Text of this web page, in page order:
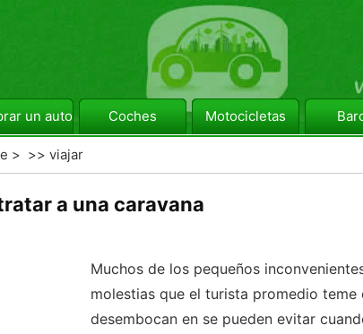
un automóvil Coches Motocicletas
> >> viajar
a una caravana
Muchos de los pequeños
molestias que el turista promedio teme
desembocan en se pueden evitar